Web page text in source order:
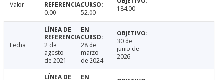
Valor
0.00
52.00 184.00
Fecha
2 de
agosto
de 2021
28 de
marzo
de 2024
30 de
junio de
2026